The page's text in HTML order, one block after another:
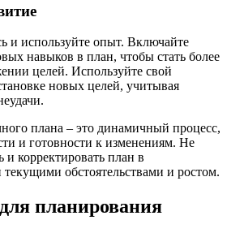
и используйте опыт. Включайте
навыков в план, чтобы стать более
целей. Используйте свой
новых целей, учитывая
плана – это динамичный процесс,
и готовности к изменениям. Не
и корректировать план в
обстоятельствами и ростом.
планирования